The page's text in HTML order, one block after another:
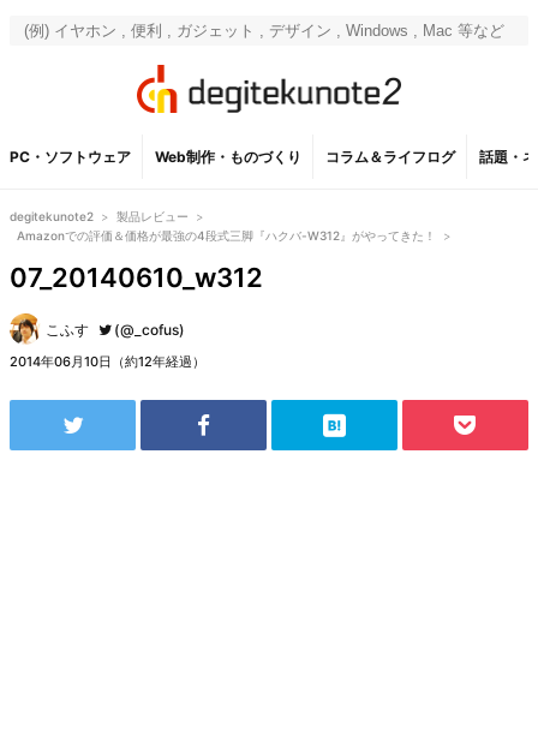
PC・ソフトウェア Web制作・ものづくり コラム＆ライフログ 話題・
degitekunote2 > 製品レビュー
>
Amazonでの評価＆価格が最強の4段式三脚『ハクバ-W312』がやってきた！
>
07_20140610_w312
こふす (@_cofus)
2014年06月10日（約12年経過）